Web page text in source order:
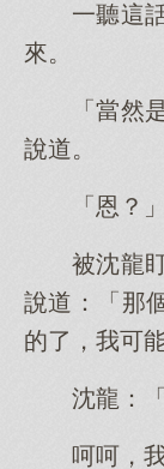
一聽這
來。
「當然
說道。
「恩？
被沈龍
說道：「那
的了，我可
沈龍：
呵呵，